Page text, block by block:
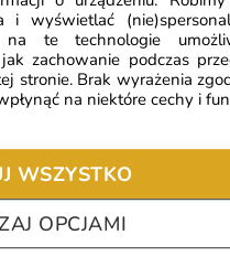
i wyświetlać
na te technologie
zachowanie podczas
stronie. Brak wyrażenia
na niektóre cechy i
WSZYSTKO
OPCJAMI